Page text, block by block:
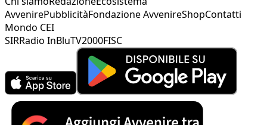
AvvenirePubblicitàFondazione AvvenireShopContatti
Mondo CEI
SIRRadio InBluTV2000FISC